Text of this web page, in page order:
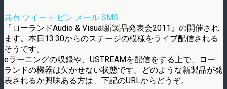
共有 ツイート ピン メール SMS
『ローランドAudio & Visual新製品発表会2011』の開催され
ます。本日13:30からのステージの模様をライブ配信される
そうです。
eラーニングの収録や、USTREAMを配信をする上で、ロー
ランドの機器は欠かせない状態です。どのような新製品が発
表されるか興味ある方は、下記のURLからどうぞ。